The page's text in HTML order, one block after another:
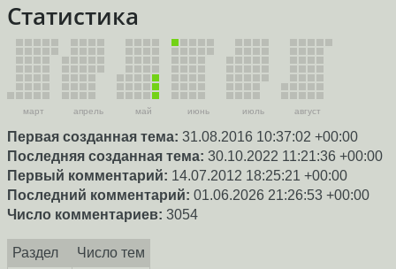
Статистика
март апрель май июнь июль август
Первая созданная тема: 31.08.2016 10:37:02 +00:00
Последняя созданная тема: 30.10.2022 11:21:36 +00:00
Первый комментарий: 14.07.2012 18:25:21 +00:00
Последний комментарий: 01.06.2026 21:26:53 +00:00
Число комментариев: 3054
Раздел Число тем